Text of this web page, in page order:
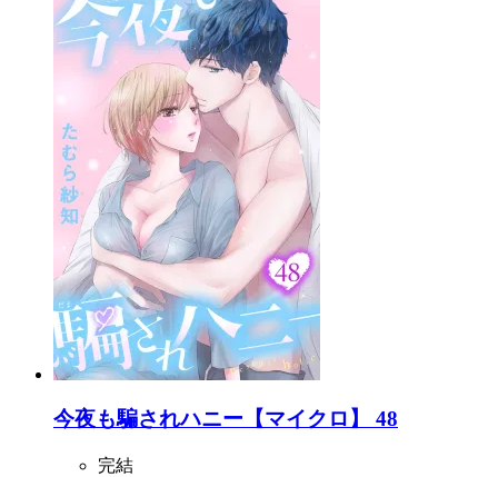
今夜も騙されハニー【マイクロ】 48
完結